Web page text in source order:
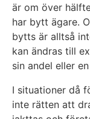
är om över
har bytt ägare.
bytts är alltså
kan ändras till
sin andel eller
I situationer då
inte rätten att